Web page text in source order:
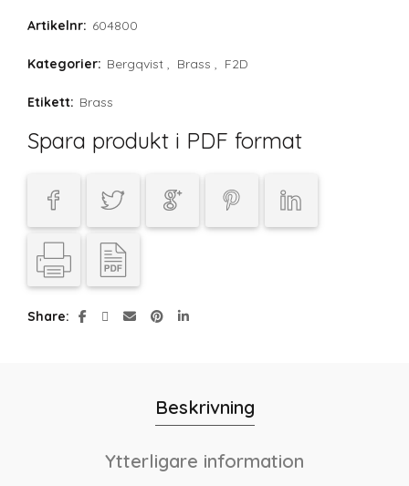
Artikelnr: 604800
Kategorier: Bergqvist , Brass , F2D
Etikett: Brass
Spara produkt i PDF format
Share
Beskrivning
Ytterligare information